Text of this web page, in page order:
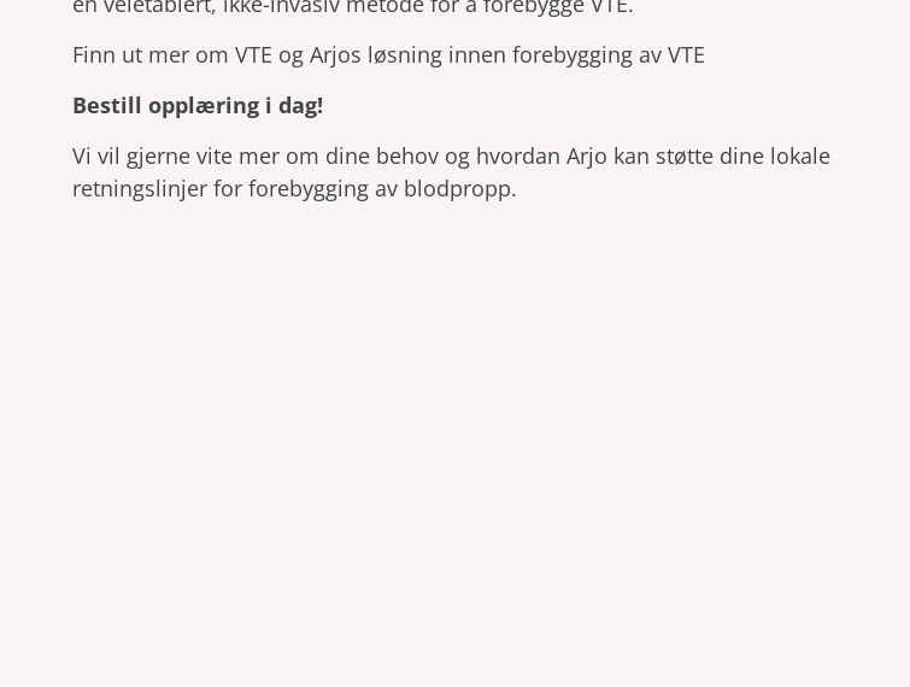
Finn ut mer om VTE og Arjos løsning innen forebygging av VTE
Bestill opplæring i dag!
Vi vil gjerne vite mer om dine behov og hvordan Arjo kan støtte dine lokale
retningslinjer for forebygging av blodpropp.